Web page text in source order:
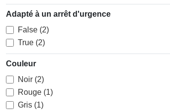
Adapté à un arrêt d'urgence
False (2)
True (2)
Couleur
Noir (2)
Rouge (1)
Gris (1)